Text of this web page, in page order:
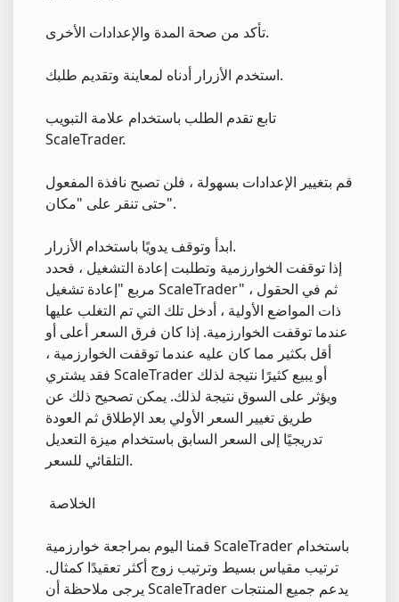
تأكد من صحة المدة والإعدادات الأخرى.
استخدم الأزرار أدناه لمعاينة وتقديم طلبك.
تابع تقدم الطلب باستخدام علامة التبويب
ScaleTrader.
قم بتغيير الإعدادات بسهولة ، فلن تصبح نافذة المفعول
حتى تنقر على "مكان".
ابدأ وتوقف يدويًا باستخدام الأزرار.
إذا توقفت الخوارزمية وتطلبت إعادة التشغيل ، فحدد
مربع "إعادة تشغيل ScaleTrader" ، ثم في الحقول
ذات المواضع الأولية ، أدخل تلك التي تم التغلب عليها
عندما توقفت الخوارزمية. إذا كان فرق السعر أعلى أو
أقل بكثير مما كان عليه عندما توقفت الخوارزمية ،
فقد يشتري ScaleTrader أو يبيع كثيرًا نتيجة لذلك
ويؤثر على السوق نتيجة لذلك. يمكن تصحيح ذلك عن
طريق تغيير السعر الأولي بعد الإطلاق ثم العودة
تدريجيًا إلى السعر السابق باستخدام ميزة التعديل
التلقائي للسعر.
قمنا اليوم بمراجعة خوارزمية ScaleTrader باستخدام
ترتيب مقياس بسيط وترتيب زوج أكثر تعقيدًا كمثال.
يرجى ملاحظة أن ScaleTrader يدعم جميع المنتجات